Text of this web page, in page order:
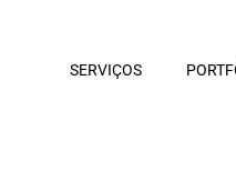
SERVIÇOS